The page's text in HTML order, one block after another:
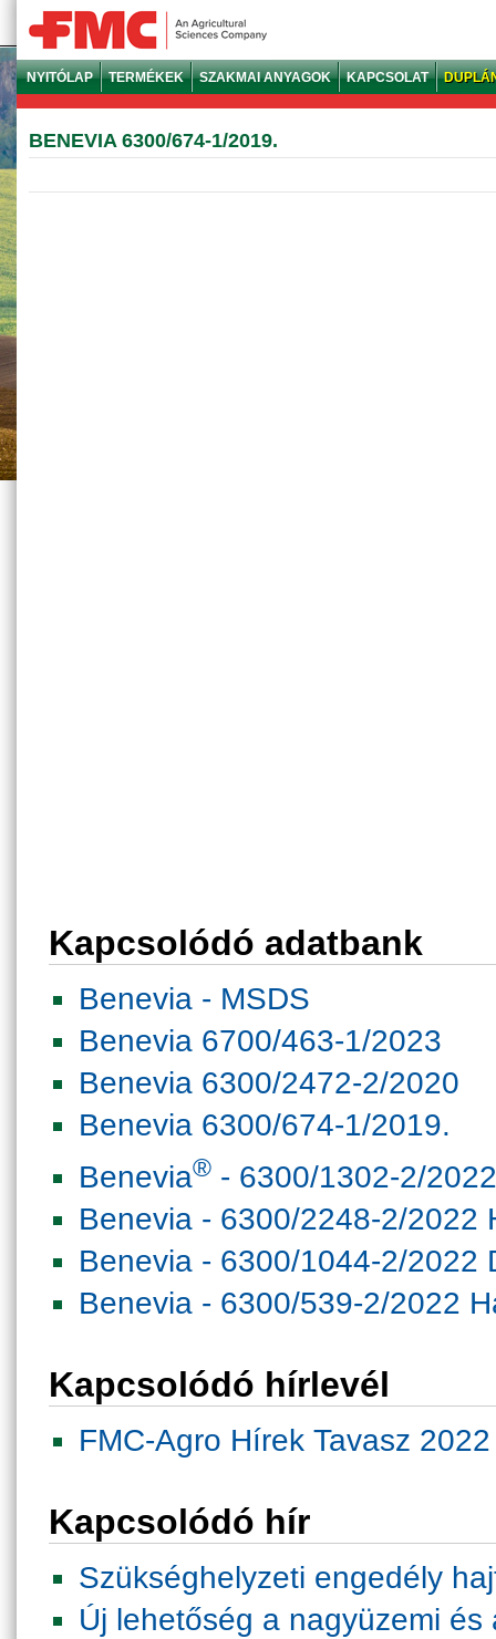
NYITÓLAP TERMÉKEK SZAKMAI ANYAGOK KAPCSOLAT
BENEVIA 6300/674-1/2019.
Kapcsolódó adatbank
Benevia - MSDS
Benevia 6700/463-1/2023
Benevia 6300/2472-2/2020
Benevia 6300/674-1/2019.
Benevia® - 6300/1302-2/
Benevia - 6300/2248-2/2022
Benevia - 6300/1044-2/2022
Benevia - 6300/539-2/2022
Kapcsolódó hírlevél
FMC-Agro Hírek Tavasz 2022
Kapcsolódó hír
Szükséghelyzeti engedély
Új lehetőség a nagyüzemi